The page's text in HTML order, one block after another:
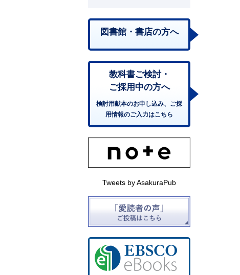
図書館・書店の方へ
教科書ご検討・
ご採用中の方へ
検討用献本のお申し込み、ご採
用情報のご入力はこちら
Tweets by AsakuraPub